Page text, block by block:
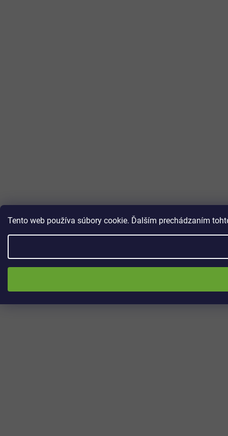
Tento web používa súbory cookie. Ďalším prechádzaním